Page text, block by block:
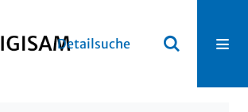
Detailsuche